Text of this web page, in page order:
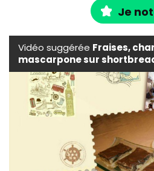
Je
Vidéo suggérée Fraises,
mascarpone sur